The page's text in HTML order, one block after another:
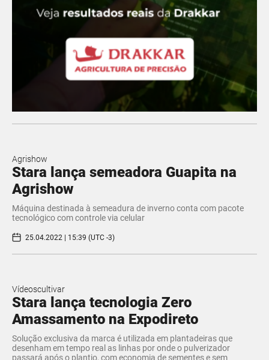
Agrishow
Stara lança semeadora Guapita na
Agrishow
Máquina destinada à semeadura de inverno conta com pacote
tecnológico com controle via celular
25.04.2022 | 15:39 (UTC -3)
Vídeoscultivar
Stara lança tecnologia Zero
Amassamento na Expodireto
Solução exclusiva da marca é utilizada em plantadeiras que
desenham em tempo real as linhas por onde o pulverizador
passará após o plantio, com economia de sementes e sem